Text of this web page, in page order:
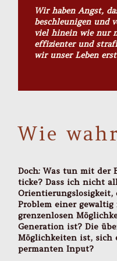
Wir haben Angst,
beschleunigen und
viel hinein wie nur
effizienter und
wir unser Leben
Wie
Doch: Was tun mit der
ticke? Dass ich nicht
Orientierungslosigkeit,
Problem einer
grenzenlosen
Generation ist? Die
Möglichkeiten ist, sich
permanten Input?